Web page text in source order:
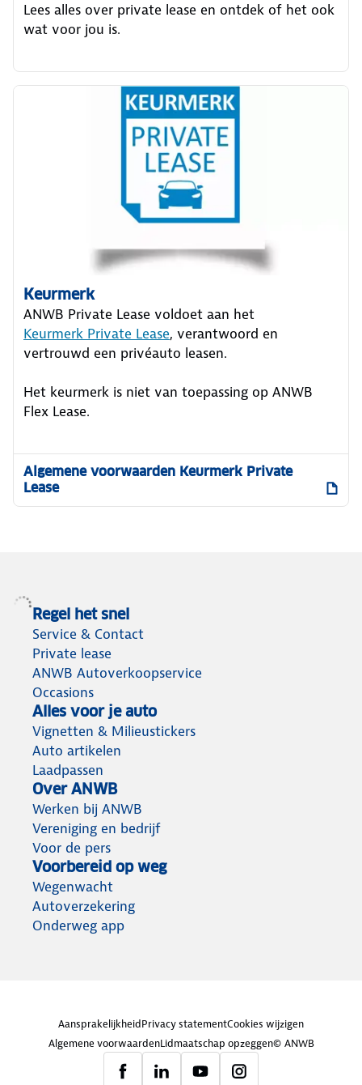
Lees alles over private lease en ontdek of het ook
wat voor jou is.
Keurmerk
ANWB Private Lease voldoet aan het
Keurmerk Private Lease, verantwoord en
vertrouwd een privéauto leasen.
Het keurmerk is niet van toepassing op ANWB
Flex Lease.
Algemene voorwaarden Keurmerk Private
Lease
Regel het snel
Service & Contact
Private lease
ANWB Autoverkoopservice
Occasions
Alles voor je auto
Vignetten & Milieustickers
Auto artikelen
Laadpassen
Over ANWB
Werken bij ANWB
Vereniging en bedrijf
Voor de pers
Voorbereid op weg
Wegenwacht
Autoverzekering
Onderweg app
AansprakelijkheidPrivacy statementCookies wijzigen
Algemene voorwaardenLidmaatschap opzeggen© ANWB